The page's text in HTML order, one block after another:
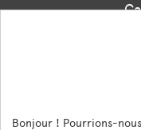
Bonjour ! Pourrions-